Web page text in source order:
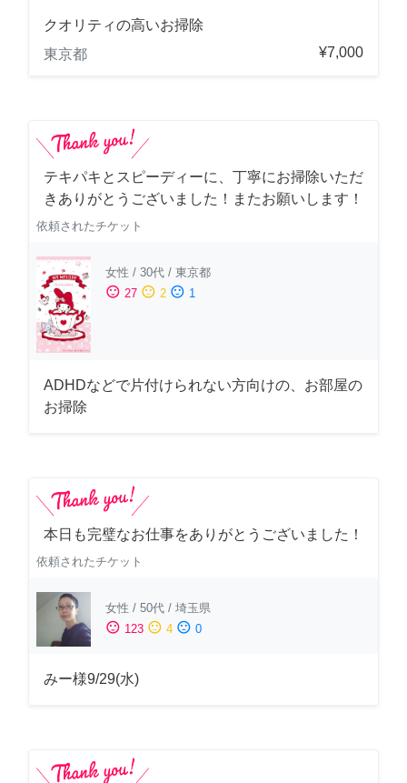
クオリティの高いお掃除
東京都
¥7,000
テキパキとスピーディーに、丁寧にお掃除いただ
きありがとうございました！またお願いします！
依頼されたチケット
女性 / 30代 / 東京都
sentiment_satisfied 27 sentiment_neutral 2 sentiment_dissatisfied 1
ADHDなどで片付けられない方向けの、お部屋の
お掃除
本日も完璧なお仕事をありがとうございました！
依頼されたチケット
女性 / 50代 / 埼玉県
sentiment_satisfied 123 sentiment_neutral 4 sentiment_dissatisfied 0
みー様9/29(水)